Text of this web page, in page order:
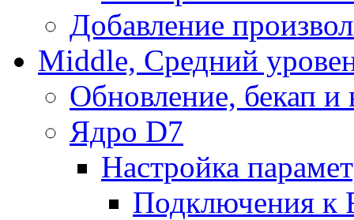
Добавление
Middle, Средний
Обновление, бекап и
Ядро D7
Настройка
Подключения к